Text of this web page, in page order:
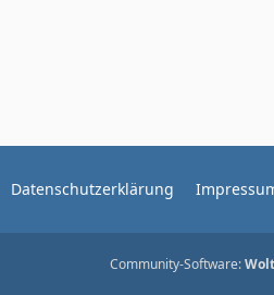
Datenschutzerklärung
Community-Software: